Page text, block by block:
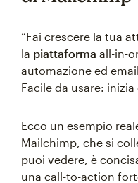
“Fai crescere la tua
la piattaforma all-in-
automazione ed
Facile da usare:
Ecco un esempio
Mailchimp, che si
puoi vedere, è
una call-to-action